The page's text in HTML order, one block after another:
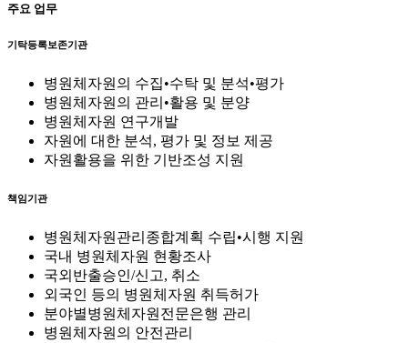
주요 업무
기탁등록보존기관
병원체자원의 수집•수탁 및 분석•평가
병원체자원의 관리•활용 및 분양
병원체자원 연구개발
자원에 대한 분석, 평가 및 정보 제공
자원활용을 위한 기반조성 지원
책임기관
병원체자원관리종합계획 수립•시행 지원
국내 병원체자원 현황조사
국외반출승인/신고, 취소
외국인 등의 병원체자원 취득허가
분야별병원체자원전문은행 관리
병원체자원의 안전관리